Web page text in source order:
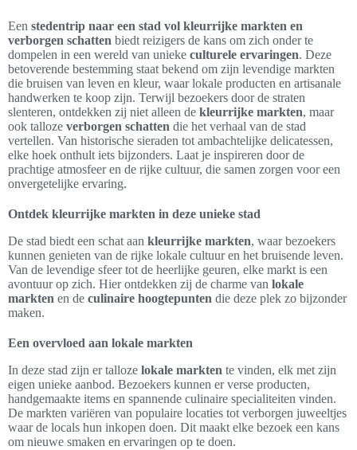
Een stedentrip naar een stad vol kleurrijke markten en
verborgen schatten biedt reizigers de kans om zich onder te
dompelen in een wereld van unieke culturele ervaringen. Deze
betoverende bestemming staat bekend om zijn levendige markten
die bruisen van leven en kleur, waar lokale producten en artisanale
handwerken te koop zijn. Terwijl bezoekers door de straten
slenteren, ontdekken zij niet alleen de kleurrijke markten, maar
ook talloze verborgen schatten die het verhaal van de stad
vertellen. Van historische sieraden tot ambachtelijke delicatessen,
elke hoek onthult iets bijzonders. Laat je inspireren door de
prachtige atmosfeer en de rijke cultuur, die samen zorgen voor een
onvergetelijke ervaring.
Ontdek kleurrijke markten in deze unieke stad
De stad biedt een schat aan kleurrijke markten, waar bezoekers
kunnen genieten van de rijke lokale cultuur en het bruisende leven.
Van de levendige sfeer tot de heerlijke geuren, elke markt is een
avontuur op zich. Hier ontdekken zij de charme van lokale
markten en de culinaire hoogtepunten die deze plek zo bijzonder
maken.
Een overvloed aan lokale markten
In deze stad zijn er talloze lokale markten te vinden, elk met zijn
eigen unieke aanbod. Bezoekers kunnen er verse producten,
handgemaakte items en spannende culinaire specialiteiten vinden.
De markten variëren van populaire locaties tot verborgen juweeltjes
waar de locals hun inkopen doen. Dit maakt elke bezoek een kans
om nieuwe smaken en ervaringen op te doen.